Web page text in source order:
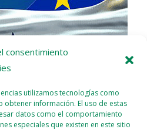
consentimiento
utilizamos tecnologías como
información. El uso de estas
datos como el comportamiento
especiales que existen en este sitio